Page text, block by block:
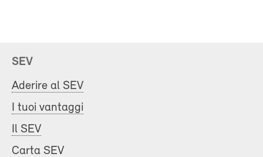
SEV
Aderire al SEV
I tuoi vantaggi
Il SEV
Carta SEV